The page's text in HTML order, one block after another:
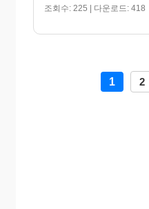
조회수: 225 | 다운로드: 418
1 2